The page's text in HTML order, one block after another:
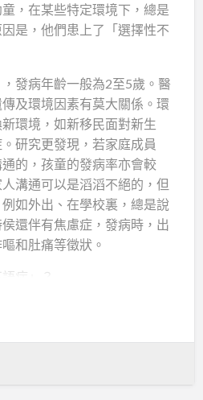
，在某些特定環境下，總是
是，他們患上了「選擇性不
病年齡一般為2至5歲。醫
及環境因素有莫大關係。環
環境，如新移民面對新生
研究更發現，若家庭成員
的，孩童的發病率亦會較
溝通可以是滔滔不絕的，但
如外出、在學校裏，總是說
還伴有焦慮症，發病時，出
和肚痛等徵狀。
症」？
以適應新環境而不願說
開學的適應期，若症狀持續
上「選擇性不語症」，應把